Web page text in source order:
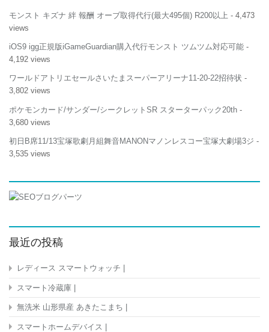
モンスト キズナ 絆 報酬 オーブ取得代行(最大495個) R200以上 - 4,473
views
iOS9 igg正規版iGameGuardian購入代行モンスト ツムツム対応可能 -
4,192 views
ワールドアトリエセールさいたまスーパーアリーナ11-20-22招待状 -
3,802 views
ポケモンカード/サンダー/シークレットSR スターターパック20th -
3,680 views
初日B席11/13宝塚歌劇月組舞音MANONマノンレスコー宝塚大劇場3ジ -
3,535 views
最近の投稿
レディース スマートウォッチ |
スマート冷蔵庫 |
無洗米 山形県産 あきたこまち |
スマートホームデバイス |